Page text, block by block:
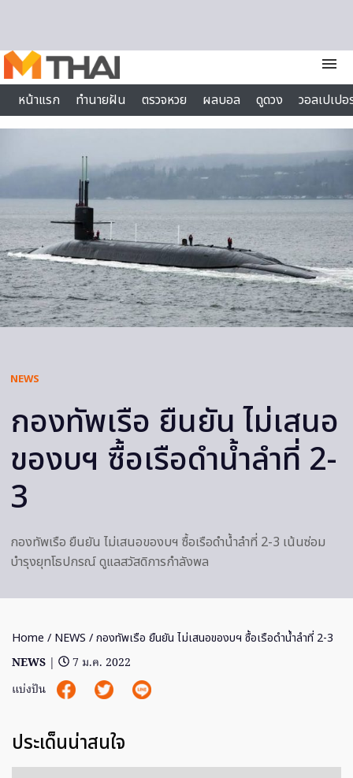
menu
หน้าแรก
ทำนายฝัน ตรวจหวย ผลบอล ดูดวง
วอลเปเป
ไลฟ์สไตล์
NEWS
กองทัพเรือ ยืนยัน ไม่เสนอ
ของบฯ ซื้อเรือดำน้ำลำที่ 2-
3
กองทัพเรือ ยืนยัน ไม่เสนอของบฯ ซื้อเรือดำน้ำลำที่ 2-3 เน้นซ่อม
บำรุงยุทโธปกรณ์ ดูแลสวัสดิการกำลังพล
Home / NEWS / กองทัพเรือ ยืนยัน ไม่เสนอของบฯ ซื้อเรือดำน้ำลำที่ 2-3
NEWS |
7 ม.ค. 2022
แบ่งปัน
ประเด็นน่าสนใจ